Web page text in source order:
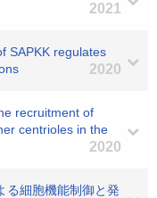
2021
SAPKK regulates
2020
recruitment of
centrioles in the
2020
る細胞機能制御と発